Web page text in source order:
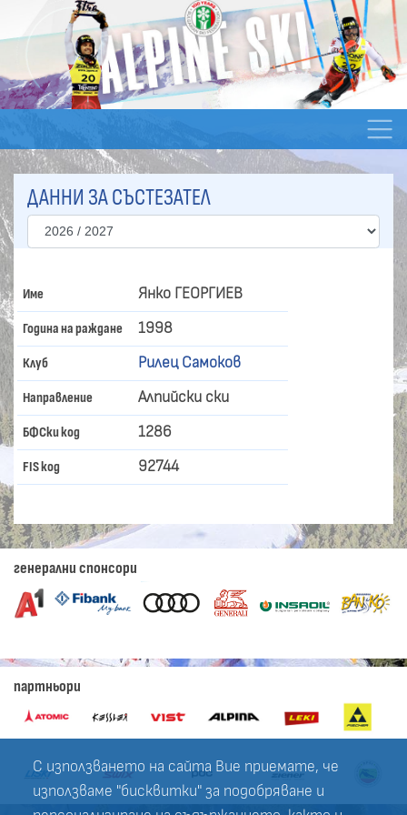
С използването на сайта Вие приемате, че
използваме "бисквитки" за подобряване и
ДАННИ ЗА СЪСТЕЗАТЕЛ
Име Янко ГЕОРГИЕВ
Година на раждане 1998
Клуб Рилец Самоков
Направление Алпийски ски
БФСки код 1286
FIS код 92744
генерални спонсори
партньори